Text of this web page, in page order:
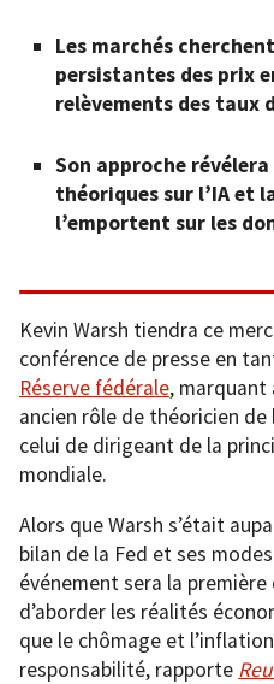
Les marchés
persistantes des prix
relèvements des taux
Son approche
théoriques sur l’IA et
l’emportent sur les
Kevin Warsh tiendra ce
conférence de presse en
Réserve fédérale, marquant
ancien rôle de théoricien
celui de dirigeant de la
mondiale.
Alors que Warsh s’était
bilan de la Fed et ses
événement sera la
d’aborder les réalités
que le chômage et
responsabilité, rapporte